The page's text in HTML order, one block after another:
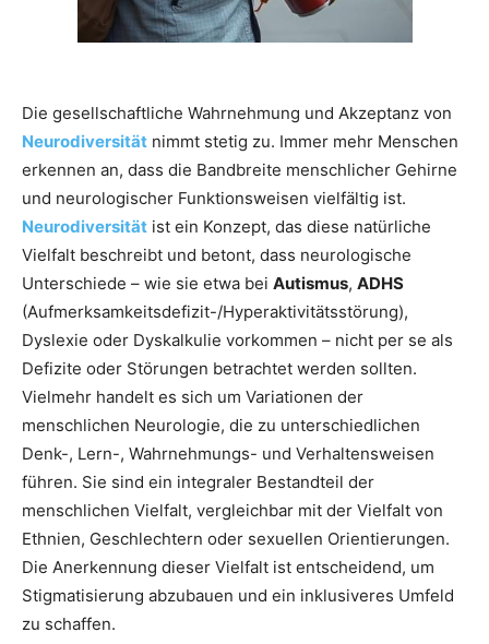
Die gesellschaftliche Wahrnehmung und Akzeptanz von
Neurodiversität nimmt stetig zu. Immer mehr Menschen
erkennen an, dass die Bandbreite menschlicher Gehirne
und neurologischer Funktionsweisen vielfältig ist.
Neurodiversität ist ein Konzept, das diese natürliche
Vielfalt beschreibt und betont, dass neurologische
Unterschiede – wie sie etwa bei Autismus, ADHS
(Aufmerksamkeitsdefizit-/Hyperaktivitätsstörung),
Dyslexie oder Dyskalkulie vorkommen – nicht per se als
Defizite oder Störungen betrachtet werden sollten.
Vielmehr handelt es sich um Variationen der
menschlichen Neurologie, die zu unterschiedlichen
Denk-, Lern-, Wahrnehmungs- und Verhaltensweisen
führen. Sie sind ein integraler Bestandteil der
menschlichen Vielfalt, vergleichbar mit der Vielfalt von
Ethnien, Geschlechtern oder sexuellen Orientierungen.
Die Anerkennung dieser Vielfalt ist entscheidend, um
Stigmatisierung abzubauen und ein inklusiveres Umfeld
zu schaffen.